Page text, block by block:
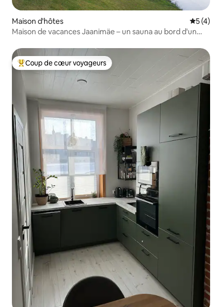
Maison d'hôtes
5 (4)
Maison de vacances Jaanimäe – un sauna au bord d'un
Coups de cœur voyageurs les plus appréciés
Coup de cœur voyageurs